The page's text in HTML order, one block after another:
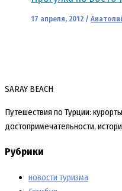
17 апреля, 2012 /
SARAY BEACH
Путешествия по Турции:
достопримечательности,
Рубрики
новости туризма